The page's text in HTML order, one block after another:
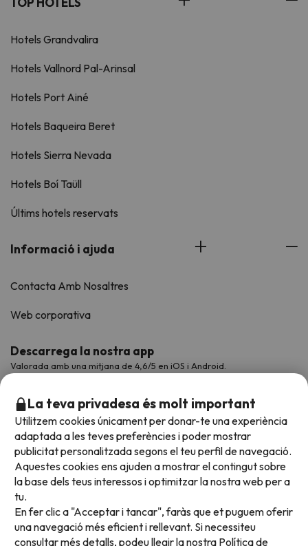
Hotels Grandvalira
Hotels Vallnord Pal-Arinsal
Hotels Port Ainé
Hotels Baqueira Beret
Hotels Sierra Nevada
Hotels Boí Taüll
Últims hotels reservats
Informació i ajuda
Contacta Amb Nosaltres
Web corporativa
Descarrega la nostra app
Valorada amb una mitjana de 4,6/5 en iOS i Android.
Acceptem
La teva privadesa és molt important
Utilitzem cookies únicament per donar-te una experiència
adaptada a les teves preferències i poder mostrar
publicitat personalitzada segons el teu perfil de navegació.
Aquestes cookies ens ajuden a mostrar el contingut sobre
la base dels teus interessos i optimitzar la nostra web per a
tu.
En fer clic a "Acceptar i tancar", faràs que et puguem oferir
una navegació més eficient i rellevant. Si necessiteu
consultar més detalls, podeu llegir la nostra Política de